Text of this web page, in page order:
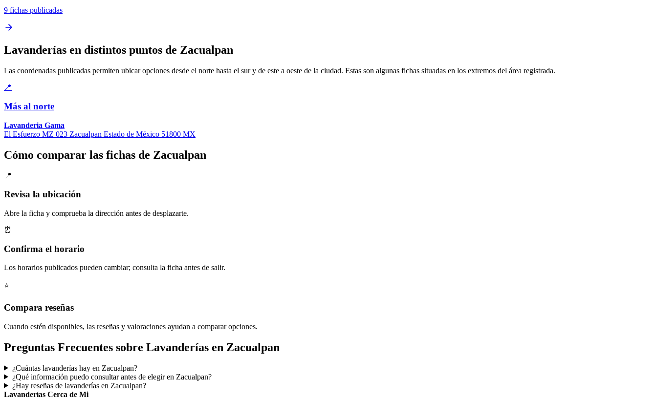
9 fichas publicadas
Lavanderías en distintos puntos de Zacualpan
Las coordenadas publicadas permiten ubicar opciones desde el norte hasta el sur y de este a oeste de la ciudad. Estas son algunas fichas situadas en los extremos del área registrada.
📍
Más al norte
Lavanderia Gama
El Esfuerzo MZ 023 Zacualpan Estado de México 51800 MX
Cómo comparar las fichas de Zacualpan
📍
Revisa la ubicación
Abre la ficha y comprueba la dirección antes de desplazarte.
⏰
Confirma el horario
Los horarios publicados pueden cambiar; consulta la ficha antes de salir.
⭐
Compara reseñas
Cuando estén disponibles, las reseñas y valoraciones ayudan a comparar opciones.
Preguntas Frecuentes sobre Lavanderías en Zacualpan
¿Cuántas lavanderías hay en Zacualpan?
¿Qué información puedo consultar antes de elegir en Zacualpan?
¿Hay reseñas de lavanderías en Zacualpan?
Lavanderías Cerca de Mi